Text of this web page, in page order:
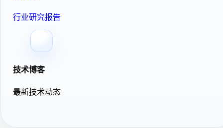
行业研究报告
技术博客
最新技术动态